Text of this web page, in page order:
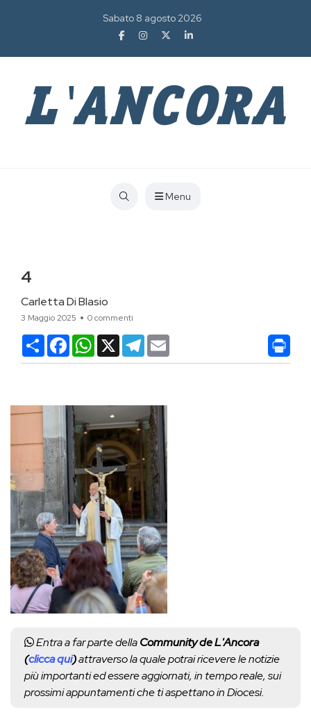
Sabato 8 agosto 2026
Menu
4
Carletta Di Blasio
3 Maggio 2025 0 commenti
CondividiFacebookWhatsApp
X Telegram
Entra a far parte dellaCommunity de L'Ancora
(clicca qui)attraverso la quale potrai ricevere le notizie
più importanti ed essere aggiornati, in tempo reale, sui
prossimi appuntamenti che ti aspettano in Diocesi.